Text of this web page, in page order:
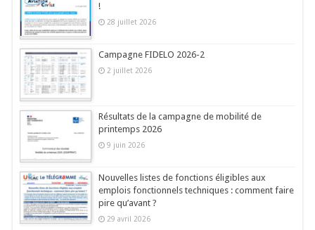
!
28 juillet 2026
Campagne FIDELO 2026-2
2 juillet 2026
Résultats de la campagne de mobilité de
printemps 2026
9 juin 2026
Nouvelles listes de fonctions éligibles aux
emplois fonctionnels techniques : comment faire
pire qu’avant ?
29 avril 2026